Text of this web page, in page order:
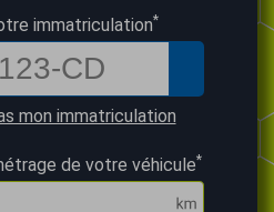
immatriculation*
mon immatriculation
de votre véhicule*